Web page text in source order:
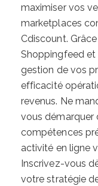
maximiser vos
marketplaces
Cdiscount.
Shoppingfeed et
gestion de vos
efficacité
revenus. Ne
vous démarquer
compétences
activité en ligne
Inscrivez-vous
votre stratégie